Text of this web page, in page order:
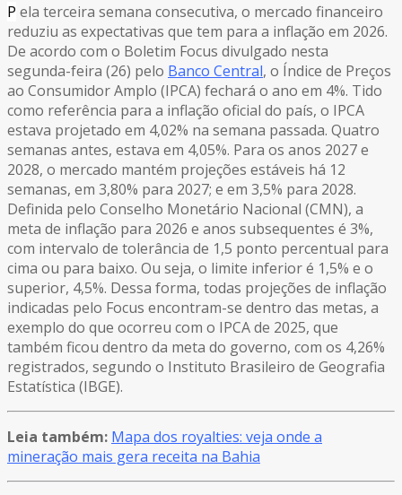
P ela terceira semana consecutiva, o mercado financeiro
reduziu as expectativas que tem para a inflação em 2026.
De acordo com o Boletim Focus divulgado nesta
segunda-feira (26) pelo Banco Central, o Índice de Preços
ao Consumidor Amplo (IPCA) fechará o ano em 4%. Tido
como referência para a inflação oficial do país, o IPCA
estava projetado em 4,02% na semana passada. Quatro
semanas antes, estava em 4,05%. Para os anos 2027 e
2028, o mercado mantém projeções estáveis há 12
semanas, em 3,80% para 2027; e em 3,5% para 2028.
Definida pelo Conselho Monetário Nacional (CMN), a
meta de inflação para 2026 e anos subsequentes é 3%,
com intervalo de tolerância de 1,5 ponto percentual para
cima ou para baixo. Ou seja, o limite inferior é 1,5% e o
superior, 4,5%. Dessa forma, todas projeções de inflação
indicadas pelo Focus encontram-se dentro das metas, a
exemplo do que ocorreu com o IPCA de 2025, que
também ficou dentro da meta do governo, com os 4,26%
registrados, segundo o Instituto Brasileiro de Geografia
Estatística (IBGE).
Leia também: Mapa dos royalties: veja onde a
mineração mais gera receita na Bahia